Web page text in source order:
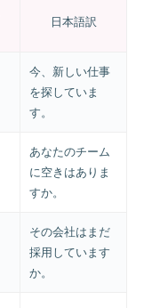
日本語訳
今、新しい仕事
を探していま
す。
あなたのチーム
に空きはありま
すか。
その会社はまだ
採用しています
か。